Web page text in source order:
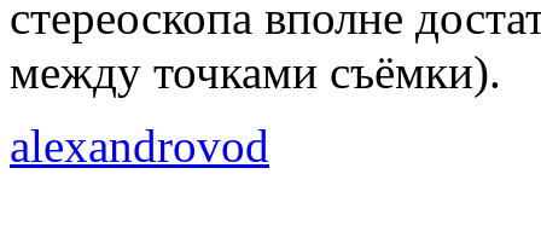
стереоскопа вполне
между точками съёмки).
alexandrovod